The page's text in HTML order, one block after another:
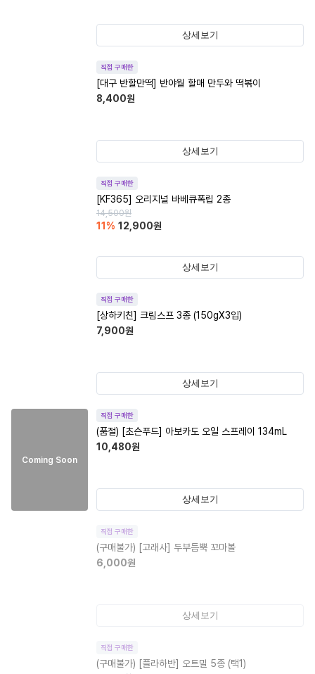
상세보기
직접 구매한
[대구 반할만떡] 반야월 할매 만두와 떡볶이
8,400원
상세보기
직접 구매한
[KF365] 오리지널 바베큐폭립 2종
14,500원
11 % 12,900원
상세보기
직접 구매한
[상하키친] 크림스프 3종 (150gX3입)
7,900원
상세보기
Coming Soon
직접 구매한
(품절) [초슨푸드] 아보카도 오일 스프레이 134mL
10,480원
상세보기
직접 구매한
(구매불가) [고래사] 두부듬뿍 꼬마볼
6,000원
상세보기
직접 구매한
(구매불가) [플라하반] 오트밀 5종 (택1)